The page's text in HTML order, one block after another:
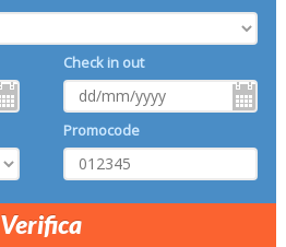
Check in out
Promocode
Verifica